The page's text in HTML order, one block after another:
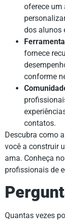
oferece um
dos alunos
fornece
conforme
contatos.
Descubra como
você a construir
ama. Conheça
profissionais de
Quantas vezes